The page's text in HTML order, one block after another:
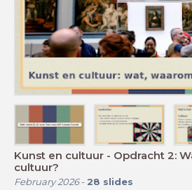
Kunst en cultuur - Opdracht 2:
cultuur?
February 2026- 28 slides